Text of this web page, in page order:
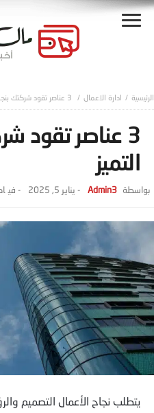
ادارة الاعمال 3 عناصر تقود شركتك بنجاح إلى التميز
3 عناصر تقود
التميز
Admin3
- يناير 5, 2025 - ‎في
يتطلب نجاح الأعمال التصميم